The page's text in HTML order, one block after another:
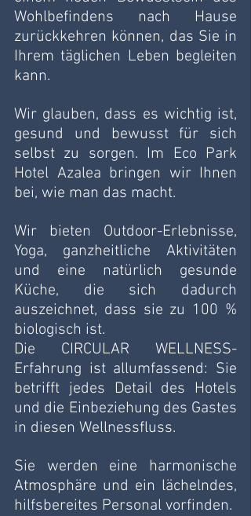
Wohlbefindens nach Hause
zurückkehren können, das Sie in
Ihrem täglichen Leben begleiten
kann.
Wir glauben, dass es wichtig ist,
gesund und bewusst für sich
selbst zu sorgen. Im Eco Park
Hotel Azalea bringen wir Ihnen
bei, wie man das macht.
Wir bieten Outdoor-Erlebnisse,
Yoga, ganzheitliche Aktivitäten
und eine natürlich gesunde
Küche, die sich dadurch
auszeichnet, dass sie zu 100 %
biologisch ist.
Die CIRCULAR WELLNESS-
Erfahrung ist allumfassend: Sie
betrifft jedes Detail des Hotels
und die Einbeziehung des Gastes
in diesen Wellnessfluss.
Sie werden eine harmonische
Atmosphäre und ein lächelndes,
hilfsbereites Personal vorfinden.